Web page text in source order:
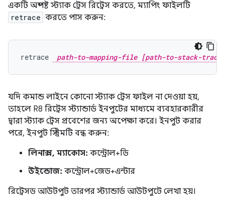
একটি অস্পষ্ট স্ট্যাক ট্রেস রিট্রেস করতে, ম্যাপিং ফাইলটি
retrace করতে পাস করুন:
retrace path-to-mapping-file [path-to-stack-
যদি কমান্ড লাইনে কোনো স্ট্যাক ট্রেস ফাইল না দেওয়া হয়,
তাহলে R8 রিট্রেস স্ট্যান্ডার্ড ইনপুটের মাধ্যমে ব্যবহারকারীর
দ্বারা স্ট্যাক ট্রেস প্রবেশের জন্য অপেক্ষা করে। ইনপুট করার
পরে, ইনপুট স্ট্রিমটি বন্ধ করুন:
লিনাক্স, ম্যাকোস: কন্ট্রোল+ডি
উইন্ডোজ: কন্ট্রোল+জেড+এন্টার
রিট্রেসড আউটপুট তারপর স্ট্যান্ডার্ড আউটপুটে লেখা হয়।